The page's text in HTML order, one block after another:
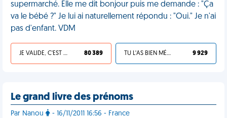
supermarché. Elle me dit bonjour puis me demande : "Ça
va le bébé ?" Je lui ai naturellement répondu : "Oui." Je n'ai
pas d'enfant. VDM
JE VALIDE, C'EST UNE VDM 80 389 TU L'AS BIEN MÉRITÉ 9 929
Le grand livre des prénoms
Par Nanou - 16/11/2011 16:56 - France